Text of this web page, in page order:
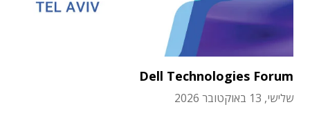
Dell Technologies Forum
שלישי, 13 באוקטובר 2026